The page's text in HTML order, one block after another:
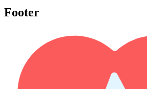
Footer